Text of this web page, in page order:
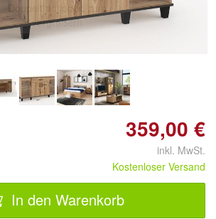
Doppelt antippen zum
vergrößern
359,00 €
inkl. MwSt.
Kostenloser Versand
In den Warenkorb